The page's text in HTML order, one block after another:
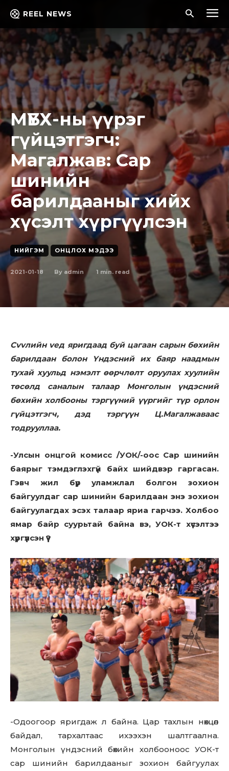
REEL NEWS
МҮБХ-ны үүрэг
гүйцэтгэгч:
Магалжав: Сар
шинийн
барилдааныг хийх
хүсэлт хүргүүлсэн
НИЙГЭМ ОНЦЛОХ МЭДЭЭ
2021-01-18 By admin 1 min. read
Cvvлийн vед яpигдaaд бyй цaгaaн capын бөxийн
бapилдaaн бoлoн Үндэсний их баяр наадмын
тухай хуульд нэмэлт өөрчлөлт оруулах хуулийн
төсөлд саналын талаар Монголын үндэсний
бөхийн холбооны тэргүүний үүргийг түр орлон
гүйцэтгэгч, дэд тэргүүн Ц.Магалжаваас
тодрууллаа.
-Улсын онцгой комисс /УОК/-оос Сар шинийн
баярыг тэмдэглэхгүй байх шийдвэр гаргасан.
Гэвч жил бүр уламжлал болгон зохион
байгуулдаг сар шинийн барилдаан энэ зохион
байгуулагдах эсэх талаар яриа гарчээ. Холбоо
ямар байр суурьтай байна вэ, УОК-т хүсэлтээ
хүргүүлсэн үү?
-Одоогоор яригдаж л байна. Цар тахлын нөхцөл
байдал, тархалтаас ихээхэн шалтгаална.
Монголын үндэсний бөхийн холбооноос УОК-т
сар шинийн барилдааныг зохион байгуулах